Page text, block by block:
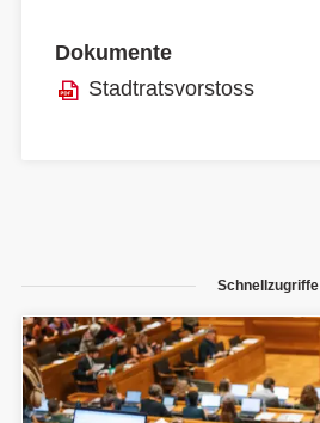
Dokumente
Stadtratsvorstoss
Schnellzugriffe